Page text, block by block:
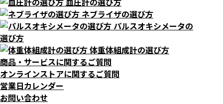
ネブライザの選び方
パルスオキシメータの
選び方
体重体組成計の選び方
商品・サービスに関するご質問
オンラインストアに関するご質問
営業日カレンダー
お問い合わせ